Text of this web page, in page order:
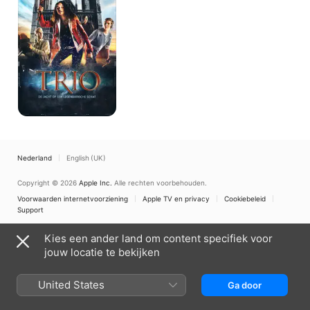
op
een
legendarische
schat
Nederland English (UK)
Copyright © 2026 Apple Inc. Alle rechten voorbehouden.
Voorwaarden internetvoorziening
Apple TV en privacy
Cookiebeleid
Support
Kies een ander land om content specifiek voor
jouw locatie te bekijken
United States Ga door